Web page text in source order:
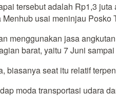
tersebut adalah Rp1,3
usai meninjau
menggunakan jasa
barat, yaitu 7 Juni
biasanya seat itu relatif
moda transportasi udara